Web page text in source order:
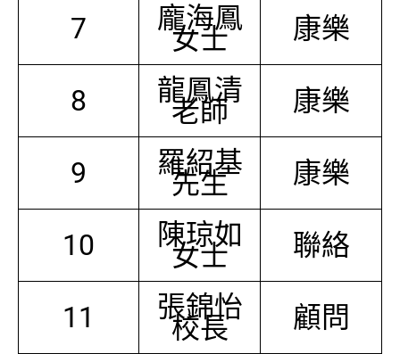
7 龐海鳳
女士 康樂
8 龍鳳清
老師 康樂
9 羅紹基
先生 康樂
10 陳琼如
女士 聯絡
11 張錦怡
校長 顧問